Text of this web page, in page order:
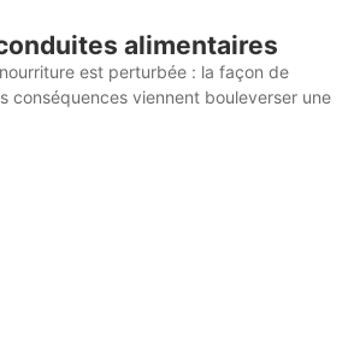
alimentaires
est perturbée : la façon de
conséquences viennent bouleverser une